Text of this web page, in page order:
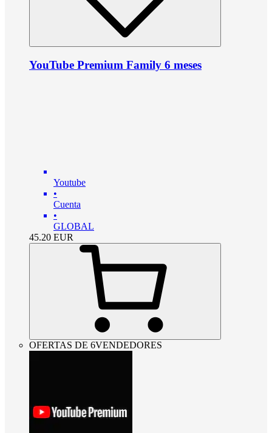
YouTube Premium Family 6 meses
Youtube
•
Cuenta
•
GLOBAL
45.20 EUR
OFERTAS DE 6VENDEDORES